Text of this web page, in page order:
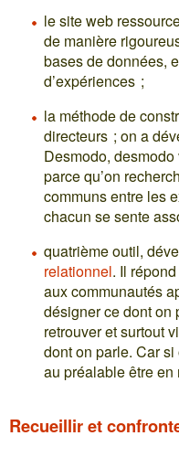
le site web
de manière
bases de données,
d’expériences ;
la méthode de
directeurs ; on a
Desmodo,
parce qu’on
communs entre les
chacun se sente
quatrième outil,
relationnel. Il
aux communautés
désigner ce dont on
retrouver et surtout
dont on parle. Car
au préalable être en
Recueillir et